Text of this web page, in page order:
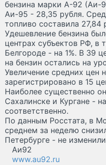
бензина марки А-92 (Аи-
Аи-95 - 28,35 рубля.
топливо составила 27,84
Удешевление бензина
центрах субъектов РФ, в
Белгороде - на 1%. В 39
на бензин остались на
Увеличение средних цен
зарегистрировано в 15
Наиболее существенно
Сахалинске и Кургане -
соответственно.
По данным Росстата, в
среднем за неделю
Петербурге - не
Аи92
www.au92.ru